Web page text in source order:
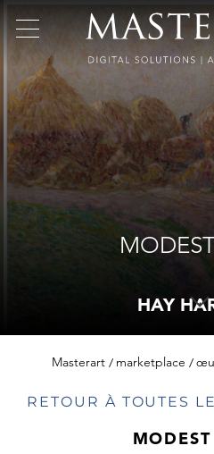
HAY
Masterart marketplace
RETOUR À TOUTES